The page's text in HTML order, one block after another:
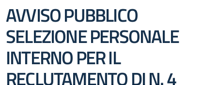
AVVISO PUBBLICO
SELEZIONE PERSONALE
INTERNO PER IL
RECLUTAMENTO DI N. 4